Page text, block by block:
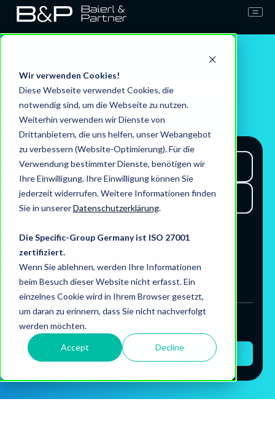
Wir verwenden Cookies!
Diese Webseite verwendet Cookies, die
notwendig sind, um die Webseite zu nutzen.
Weiterhin verwenden wir Dienste von
Drittanbietern, die uns helfen, unser Webangebot
zu verbessern (Website-Optimierung). Für die
Verwendung bestimmter Dienste, benötigen wir
Ihre Einwilligung. Ihre Einwilligung können Sie
jederzeit widerrufen. Weitere Informationen finden
Sie in unsererDatenschutzerklärung.
Die Specific-Group Germany ist ISO 27001
zertifiziert.
Wenn Sie ablehnen, werden Ihre Informationen
beim Besuch dieser Website nicht erfasst. Ein
einzelnes Cookie wird in Ihrem Browser gesetzt,
um daran zu erinnern, dass Sie nicht nachverfolgt
werden möchten.
Accept Decline
Kunden-Unterstützung
E-Mail
+49 871 9656 8487
Montag-Donnerstag: 08:00 - 17:00 Uhr
Freitag: 08:00 - 15:00 Uhr
Und nach Vereinbarung
Online Support
Mit pcvisit
JETZT STARTEN